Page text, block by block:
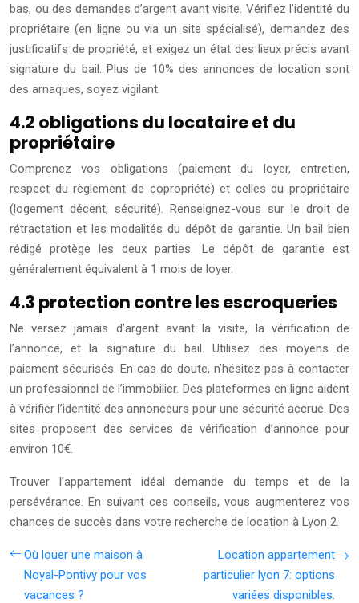
bas, ou des demandes d’argent avant visite. Vérifiez l’identité du
propriétaire (en ligne ou via un site spécialisé), demandez des
justificatifs de propriété, et exigez un état des lieux précis avant
signature du bail. Plus de 10% des annonces de location sont
des arnaques, soyez vigilant.
4.2 obligations du locataire et du
propriétaire
Comprenez vos obligations (paiement du loyer, entretien,
respect du règlement de copropriété) et celles du propriétaire
(logement décent, sécurité). Renseignez-vous sur le droit de
rétractation et les modalités du dépôt de garantie. Un bail bien
rédigé protège les deux parties. Le dépôt de garantie est
généralement équivalent à 1 mois de loyer.
4.3 protection contre les escroqueries
Ne versez jamais d’argent avant la visite, la vérification de
l’annonce, et la signature du bail. Utilisez des moyens de
paiement sécurisés. En cas de doute, n’hésitez pas à contacter
un professionnel de l’immobilier. Des plateformes en ligne aident
à vérifier l’identité des annonceurs pour une sécurité accrue. Des
sites proposent des services de vérification d’annonce pour
environ 10€.
Trouver l’appartement idéal demande du temps et de la
persévérance. En suivant ces conseils, vous augmenterez vos
chances de succès dans votre recherche de location à Lyon 2.
Où louer une maison à
Noyal-Pontivy pour vos
vacances ?
Location appartement
particulier lyon 7: options
variées disponibles.